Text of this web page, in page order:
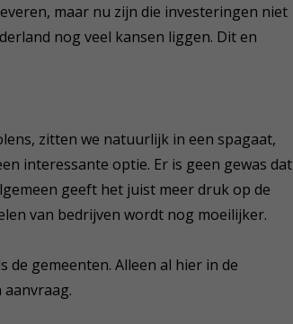
maar nu zijn die investeringen niet
nog veel kansen liggen. Dit en
zitten we natuurlijk in een spagaat,
interessante optie. Er is geen gewas dat
geeft het juist meer druk op de
van bedrijven wordt nog moeilijker.
gemeenten. Alleen al hier in de